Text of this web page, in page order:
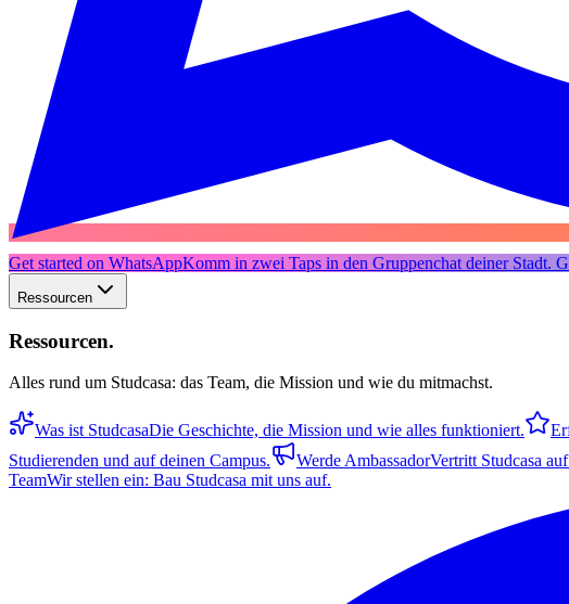
Get started on WhatsAppKomm in zwei Taps in den Gruppenchat deiner Stadt.
Ressourcen
Ressourcen.
Alles rund um Studcasa: das Team, die Mission und wie du mitmachst.
Was ist StudcasaDie Geschichte, die Mission und wie alles funktioniert.
Studierenden und auf deinen Campus.
Werde AmbassadorVertritt Studcasa
TeamWir stellen ein: Bau Studcasa mit uns auf.